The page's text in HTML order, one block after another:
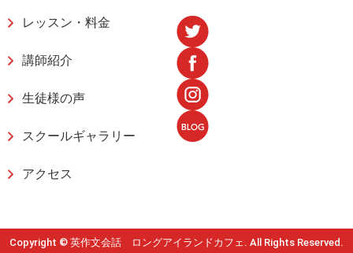
レッスン・料金
講師紹介
生徒様の声
スクールギャラリー
アクセス
Copyright © 英作文会話 ロングアイランドカフェ. All Rights Reserved.